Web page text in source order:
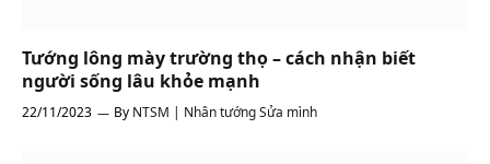
Tướng lông mày trường thọ – cách nhận biết
người sống lâu khỏe mạnh
22/11/2023 By NTSM | Nhân tướng Sửa mình